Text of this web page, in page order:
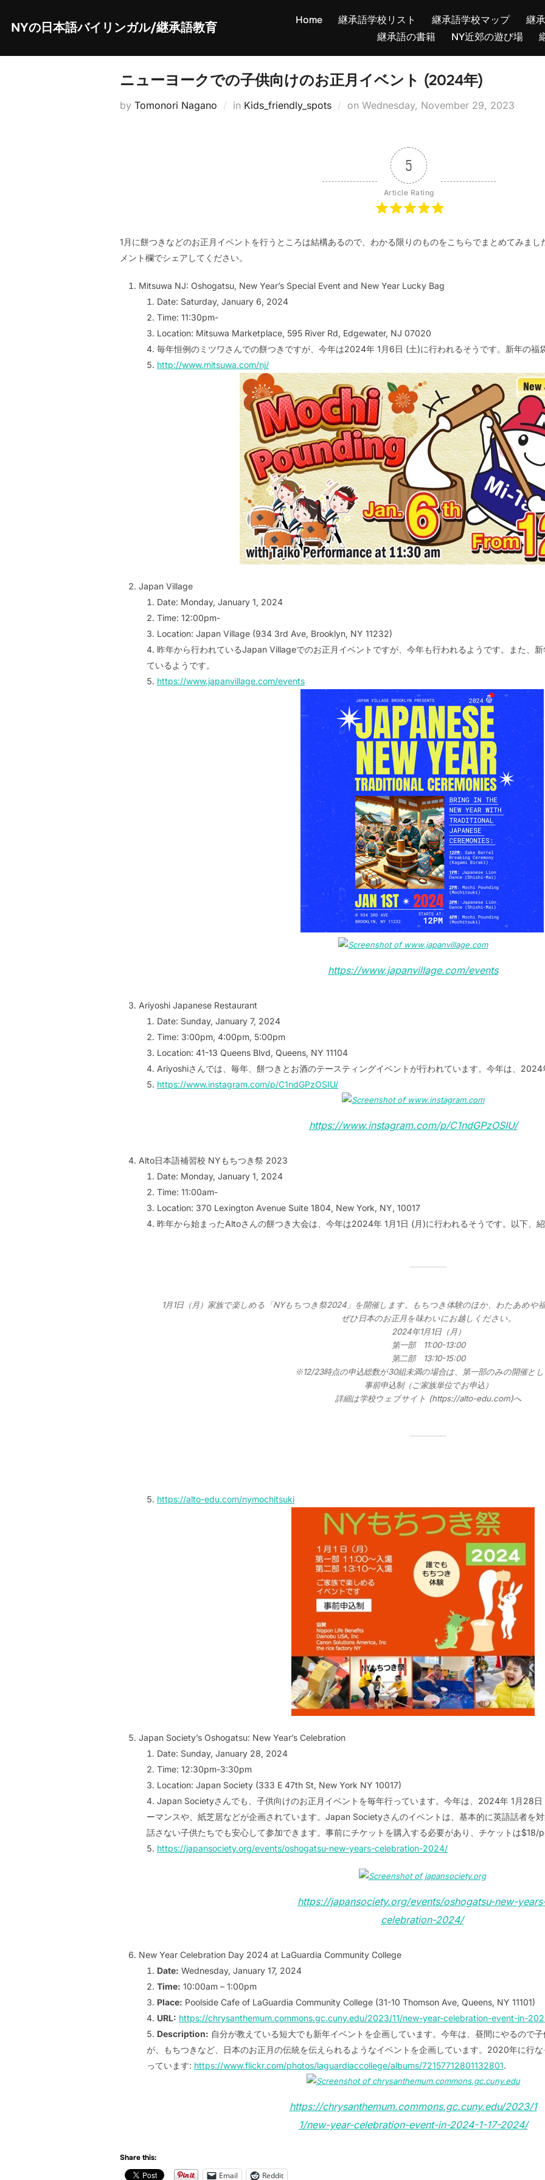
content
NYの日本語バイリンガル/継承語教育
Home 継承語学校リスト 継承語学校マップ
継
継承語の書籍
NY近郊の遊び場
ニューヨークでの子供向けのお正月イベント (2024年)
by Tomonori Nagano in Kids_friendly_spots on Posted
Wednesday, November 29, 2023
5
Article Rating
1月に餅つきなどのお正月イベントを行うところは結構あるので、わかる限りのものをこちらでまとめてみま
メント欄でシェアしてください。
Mitsuwa NJ: Oshogatsu, New Year’s Special Event and New Year Lucky Bag
Date: Saturday, January 6, 2024
Time: 11:30pm-
Location: Mitsuwa Marketplace, 595 River Rd, Edgewater, NJ 07020
毎年恒例のミツワさんでの餅つきですが、今年は2024年 1月6日 (土)に行われるそうです。新年の福
http://www.mitsuwa.com/nj/
Japan Village
Date: Monday, January 1, 2024
Time: 12:00pm-
Location: Japan Village (934 3rd Ave, Brooklyn, NY 11232)
昨年から行われているJapan Villageでのお正月イベントですが、今年も行われるようです。また、
ているようです。
https://www.japanvillage.com/events
https://www.japanvillage.com/events
Ariyoshi Japanese Restaurant
Date: Sunday, January 7, 2024
Time: 3:00pm, 4:00pm, 5:00pm
Location: 41-13 Queens Blvd, Queens, NY 11104
Ariyoshiさんでは、毎年、餅つきとお酒のテースティングイベントが行われています。今年は、
https://www.instagram.com/p/C1ndGPzOSIU/
https://www.instagram.com/p/C1ndGPzOSIU/
Alto日本語補習校 NYもちつき祭 2023
Date: Monday, January 1, 2024
Time: 11:00am-
Location: 370 Lexington Avenue Suite 1804, New York, NY, 10017
昨年から始まったAltoさんの餅つき大会は、今年は2024年 1月1日 (月)に行われるそうです。以下、
1月1日（月）家族で楽しめる「NYもちつき祭2024」を開催します。もちつき体験のほか、わたあめや
ぜひ日本のお正月を味わいにお越しください。
2024年1月1日（月）
第一部 11:00-13:00
第二部 13:10-15:00
※12/23時点の申込総数が30組未満の場合は、第一部のみの開催と
事前申込制（ご家族単位でお申込）
詳細は学校ウェブサイト (https://alto-edu.com)へ
https://alto-edu.com/nymochitsuki
Japan Society’s Oshogatsu: New Year’s Celebration
Date: Sunday, January 28, 2024
Time: 12:30pm-3:30pm
Location: Japan Society (333 E 47th St, New York NY 10017)
Japan Societyさんでも、子供向けのお正月イベントを毎年行っています。今年は、2024年 1月28
ーマンスや、紙芝居などが企画されています。Japan Societyさんのイベントは、基本的に英語話者を
話さない子供たちでも安心して参加できます。事前にチケットを購入する必要があり、チケットは$18/
https://japansociety.org/events/oshogatsu-new-years-celebration-2024/
https://japansociety.org/events/oshogatsu-new-
celebration-2024/
New Year Celebration Day 2024 at LaGuardia Community College
Date: Wednesday, January 17, 2024
Time: 10:00am – 1:00pm
Place: Poolside Cafe of LaGuardia Community College (31-10 Thomson Ave, Queens, NY 11101)
URL: https://chrysanthemum.commons.gc.cuny.edu/2023/11/new-year-celebration-event-in-
Description: 自分が教えている短大でも新年イベントを企画しています。今年は、昼間にやるので
が、もちつきなど、日本のお正月の伝統を伝えられるようなイベントを企画しています。2020年に行
っています: https://www.flickr.com/photos/laguardiaccollege/albums/72157712801132801.
https://chrysanthemum.commons.gc.cuny.edu/2023/1
1/new-year-celebration-event-in-2024-1-17-2024/
Share this:
Email Reddit